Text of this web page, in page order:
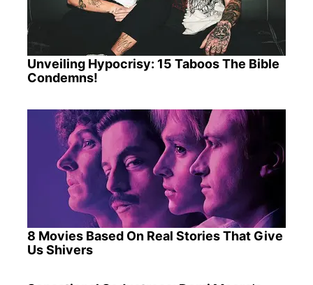
Unveiling Hypocrisy: 15 Taboos The Bible
Condemns!
8 Movies Based On Real Stories That Give
Us Shivers